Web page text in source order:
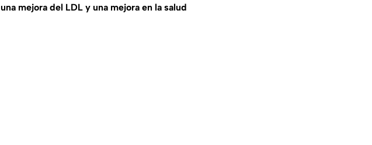
una mejora del LDL y una mejora en la salud